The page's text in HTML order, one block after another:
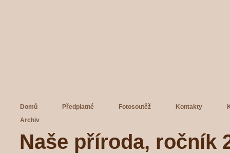
Domů Předplatné Fotosoutěž Kontakty
Archiv
Naše příroda, ročník